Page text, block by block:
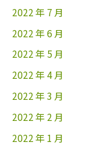
2022 年 7 月
2022 年 6 月
2022 年 5 月
2022 年 4 月
2022 年 3 月
2022 年 2 月
2022 年 1 月